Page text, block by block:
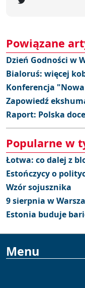
Powiązane
Dzień Godności w
Bialoruś: więcej
Konferencja
Zapowiedź
Raport: Polska
Popularne w
Łotwa: co dalej z
Estończycy o
Wzór sojusznika
9 sierpnia w
Estonia buduje
Menu